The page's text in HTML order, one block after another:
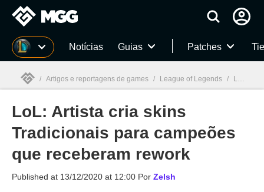
Millenium Notícias Guias Patches
Millenium
/ Artigos e reportagens de games / League of Legends / LoL: Artista cria skins Tradicionais para campeões que receberam rework
LoL: Artista cria skins
Tradicionais para campeões
que receberam rework
Published at 13/12/2020 at 12:00 Por Zelsh